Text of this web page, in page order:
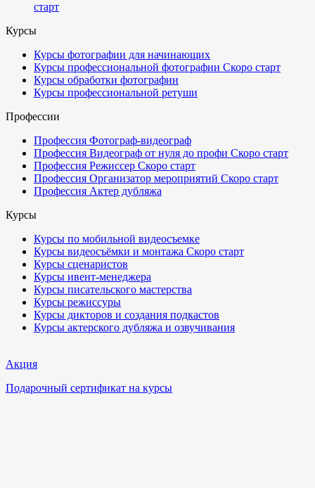
старт
Курсы
Курсы фотографии для начинающих
Курсы профессиональной фотографии Скоро старт
Курсы обработки фотографии
Курсы профессиональной ретуши
Профессии
Профессия Фотограф-видеограф
Профессия Видеограф от нуля до профи Скоро старт
Профессия Режиссер Скоро старт
Профессия Организатор мероприятий Скоро старт
Профессия Актер дубляжа
Курсы
Курсы по мобильной видеосъемке
Курсы видеосъёмки и монтажа Скоро старт
Курсы сценаристов
Курсы ивент-менеджера
Курсы писательского мастерства
Курсы режиссуры
Курсы дикторов и создания подкастов
Курсы актерского дубляжа и озвучивания
Акция
Подарочный сертификат на курсы